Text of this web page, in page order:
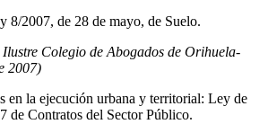
2007, de 28 de mayo, de Suelo.
Colegio de Abogados de Orihuela-
2007)
la ejecución urbana y territorial: Ley de
de Contratos del Sector Público.